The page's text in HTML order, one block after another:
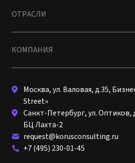
ОТРАСЛИ
КОМПАНИЯ
Москва, ул. Валовая, д.35,
Street»
Санкт-Петербург, ул. Оптиков,
БЦ Лахта-2
request@korusconsulting.ru
+7 (495) 230-01-45